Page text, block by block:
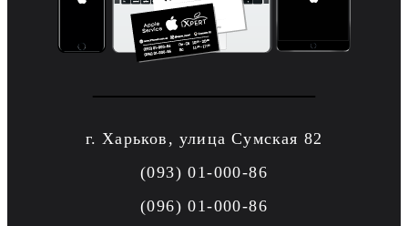
г. Харьков, улица Сумская 82
(093) 01-000-86
(096) 01-000-86